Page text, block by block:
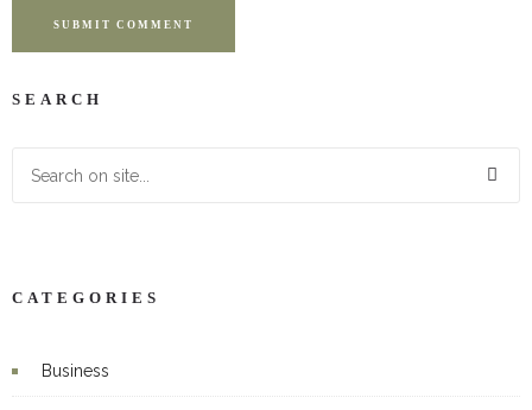
SUBMIT COMMENT
SEARCH
CATEGORIES
Business